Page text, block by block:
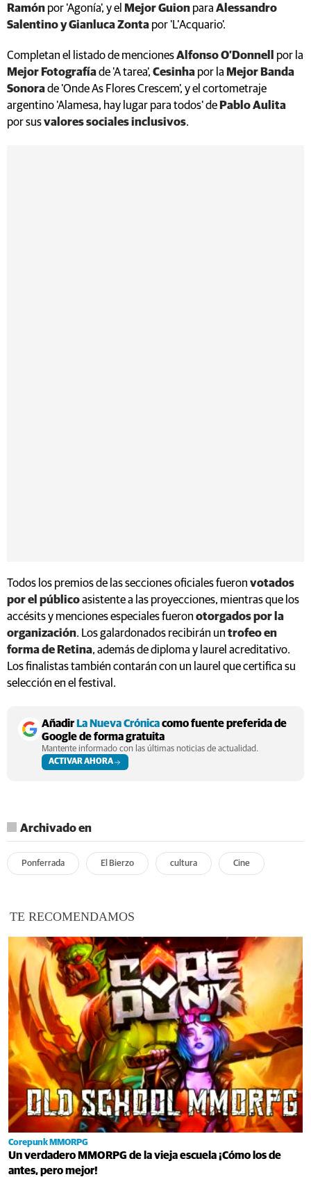
Ramón por 'Agonía', y el Mejor Guion para Alessandro
Salentino y Gianluca Zonta por 'L’Acquario'.
Completan el listado de mencionesAlfonso O’Donnell
por la
Mejor Fotografíade 'A tarea', Cesinha por la Mejor Banda
Sonorade 'Onde As Flores Crescem', y el cortometraje
argentino 'Alamesa, hay lugar para todos' de Pablo Aulita
por susvalores sociales inclusivos.
Todos los premios de las secciones oficiales fueron votados
por el públicoasistente a las proyecciones, mientras que los
accésits y menciones especiales fueron otorgados por la
organización. Los galardonados recibirán un trofeo en
forma de Retina, además de diploma y laurel acreditativo.
Los finalistas también contarán con un laurel que certifica su
selección en el festival.
Añadir La Nueva Crónicacomo fuente preferida de
Google de forma gratuita
Mantente informado con las últimas noticias de actualidad.
ACTIVAR AHORA
Archivado en
Ponferrada El Bierzo cultura Cine
TE RECOMENDAMOS
Corepunk MMORPG
Un verdadero MMORPG de la vieja escuela ¡Cómo los de
antes, pero mejor!